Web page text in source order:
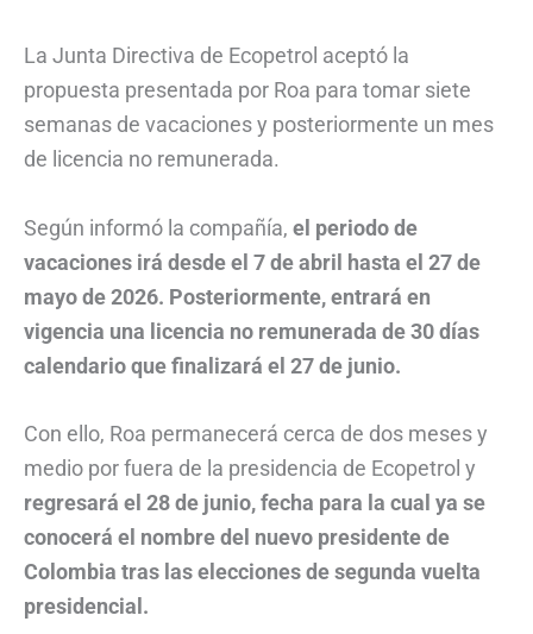
La Junta Directiva de Ecopetrol aceptó la
propuesta presentada por Roa para tomar siete
semanas de vacaciones y posteriormente un mes
de licencia no remunerada.
Según informó la compañía, el periodo de
vacaciones irá desde el 7 de abril hasta el 27 de
mayo de 2026. Posteriormente, entrará en
vigencia una licencia no remunerada de 30 días
calendario que finalizará el 27 de junio.
Con ello, Roa permanecerá cerca de dos meses y
medio por fuera de la presidencia de Ecopetrol y
regresará el 28 de junio, fecha para la cual ya se
conocerá el nombre del nuevo presidente de
Colombia tras las elecciones de segunda vuelta
presidencial.